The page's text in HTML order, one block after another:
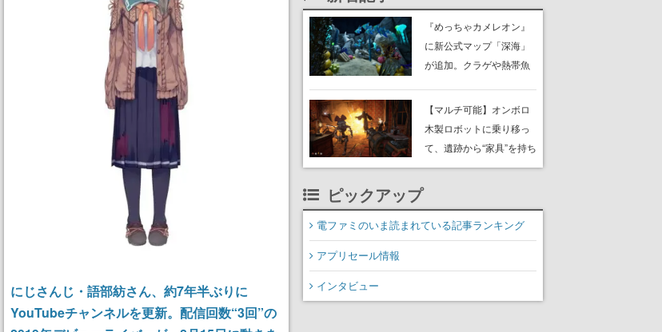
にじさんじ・語部紡さん、約7年半ぶりに
YouTubeチャンネルを更新。配信回数“3回”の
『めっちゃカメレオン』
に新公式マップ「深海」
が追加。クラゲや熱帯魚
や大きな貝も
【マルチ可能】オンボロ
木製ロボットに乗り移っ
て、遺跡から“家具”を持ち
帰るホラーアクションゲ
売。迫る“腐敗”から逃げ延
び、持ち帰った家具で基
ピックアップ
電ファミのいま読まれている記事ランキング
アプリセール情報
インタビュー